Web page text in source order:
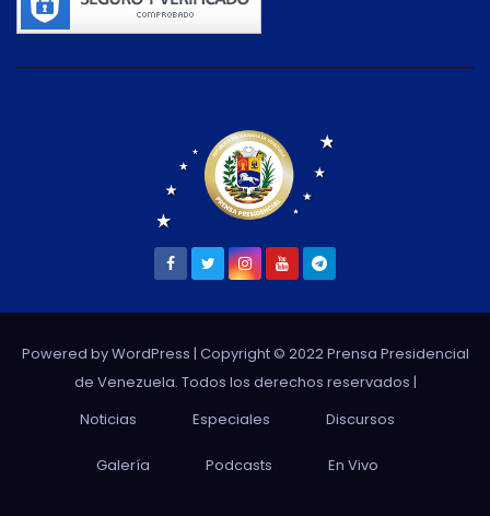
Powered by WordPress | Copyright © 2022 Prensa Presidencial
de Venezuela. Todos los derechos reservados |
Noticias
Especiales Discursos
Galería Podcasts En Vivo